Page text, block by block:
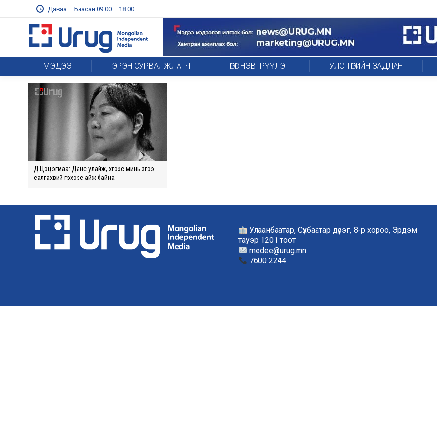
Даваа – Баасан 09:00 – 18:00
МЭДЭЭ ЭРЭН СУРВАЛЖЛАГЧ ӨРӨГ НЭВТРҮҮЛЭГ УЛС ТӨРИЙН ЗАДЛАН
Д.Цэцэгмаа: Данс улайж, хүүгээс минь зүүгээ
салгахвий гэхээс айж байна
Улаанбаатар, Сүхбаатар дүүрэг, 8-р хороо, Эрдэм
тауэр 1201 тоот
medee@urug.mn
7600 2244